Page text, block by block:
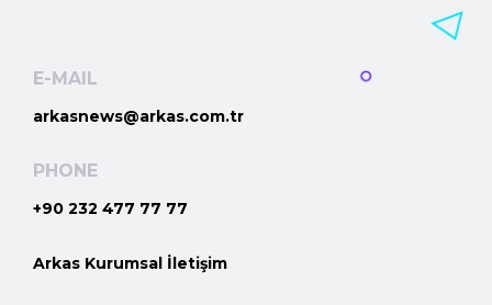
E-MAIL
arkasnews@arkas.com.tr
PHONE
+90 232 477 77 77
Arkas Kurumsal İletişim